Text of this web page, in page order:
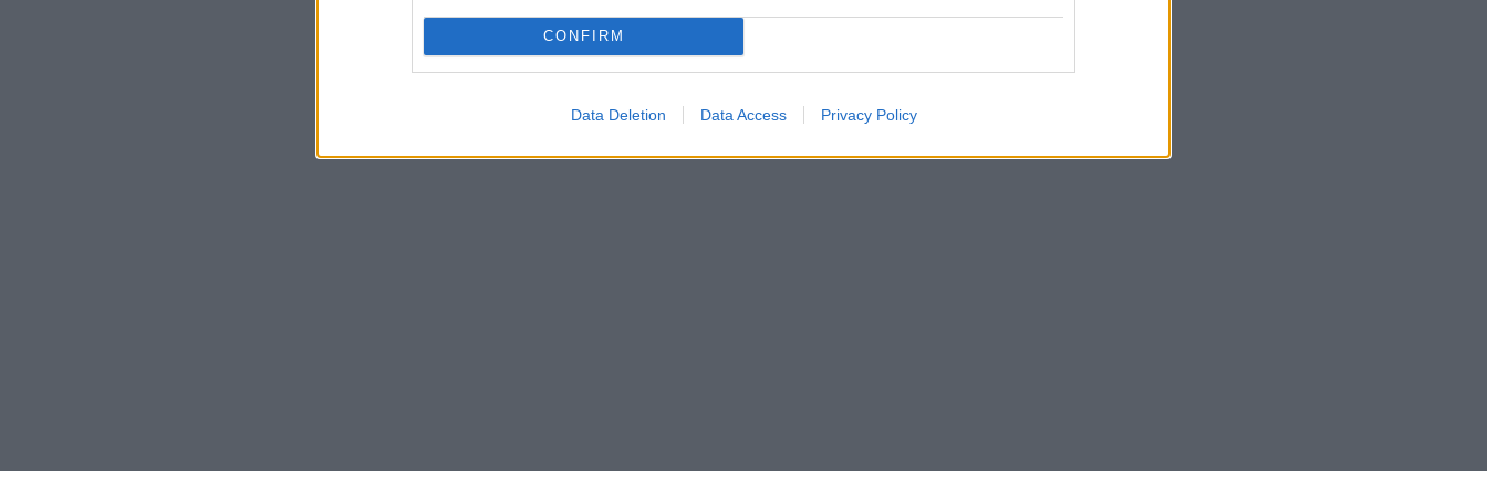
CONFIRM
Data Deletion Data Access Privacy Policy